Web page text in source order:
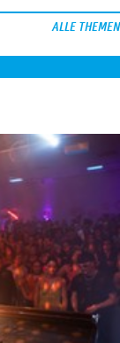
ALLE THEMEN